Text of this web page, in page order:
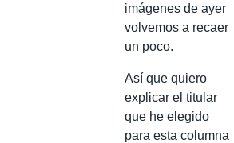
imágenes de ayer
volvemos a recaer
un poco.
Así que quiero
explicar el titular
que he elegido
para esta columna